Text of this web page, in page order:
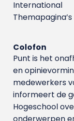
International
Themapagina’s
Colofon
Punt is het
en
medewerkers
informeert de
Hogeschool